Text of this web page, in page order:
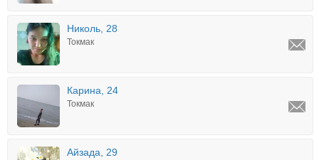
Николь, 28
Токмак
Карина, 24
Токмак
Айзада, 29